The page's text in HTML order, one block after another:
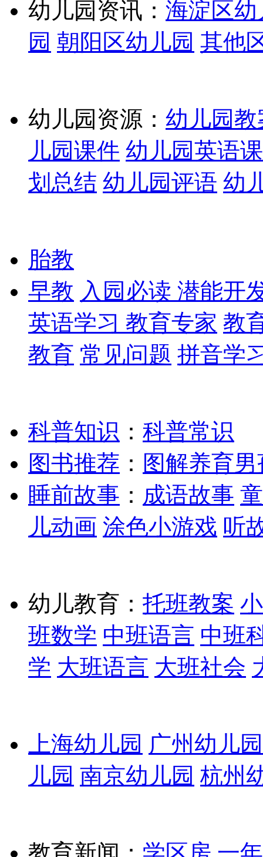
幼儿园资讯： 海淀区幼
园 朝阳区幼儿园 其他
幼儿园资源： 幼儿园教
儿园课件 幼儿园英语
划总结 幼儿园评语 幼
胎教
早教 入园必读 潜能开
英语学习 教育专家 教
教育 常见问题 拼音学
科普知识 ： 科普常识
图书推荐 ： 图解养育男
睡前故事 ： 成语故事
儿动画 涂色小游戏 听
幼儿教育： 托班教案
班数学 中班语言 中班
学 大班语言 大班社会
上海幼儿园 广州幼儿园
儿园 南京幼儿园 杭州